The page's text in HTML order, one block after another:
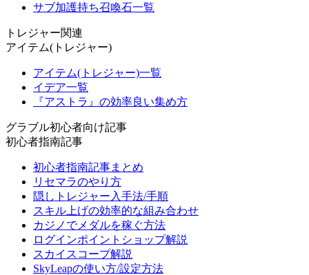
サブ加護持ち召喚石一覧
トレジャー関連
アイテム(トレジャー)
アイテム(トレジャー)一覧
イデア一覧
『アストラ』の効率良い集め方
グラブル初心者向け記事
初心者指南記事
初心者指南記事まとめ
リセマラのやり方
隠しトレジャー入手法/手順
スキル上げの効率的な組み合わせ
カジノでメダルを稼ぐ方法
ログインポイントショップ解説
スカイスコープ解説
SkyLeapの使い方/設定方法